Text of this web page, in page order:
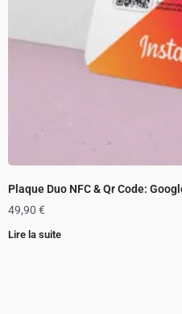
Plaque Duo NFC & Qr Code:
49,90 €
Lire la suite